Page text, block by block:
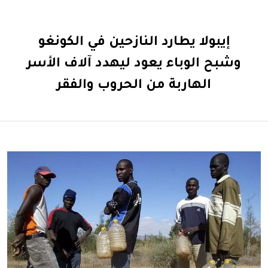
إيبولا يطارد النازحين في الكونغو
وشبح الوباء يعود ليهدد آلاف الأسر
الهاربة من الحروب والفقر